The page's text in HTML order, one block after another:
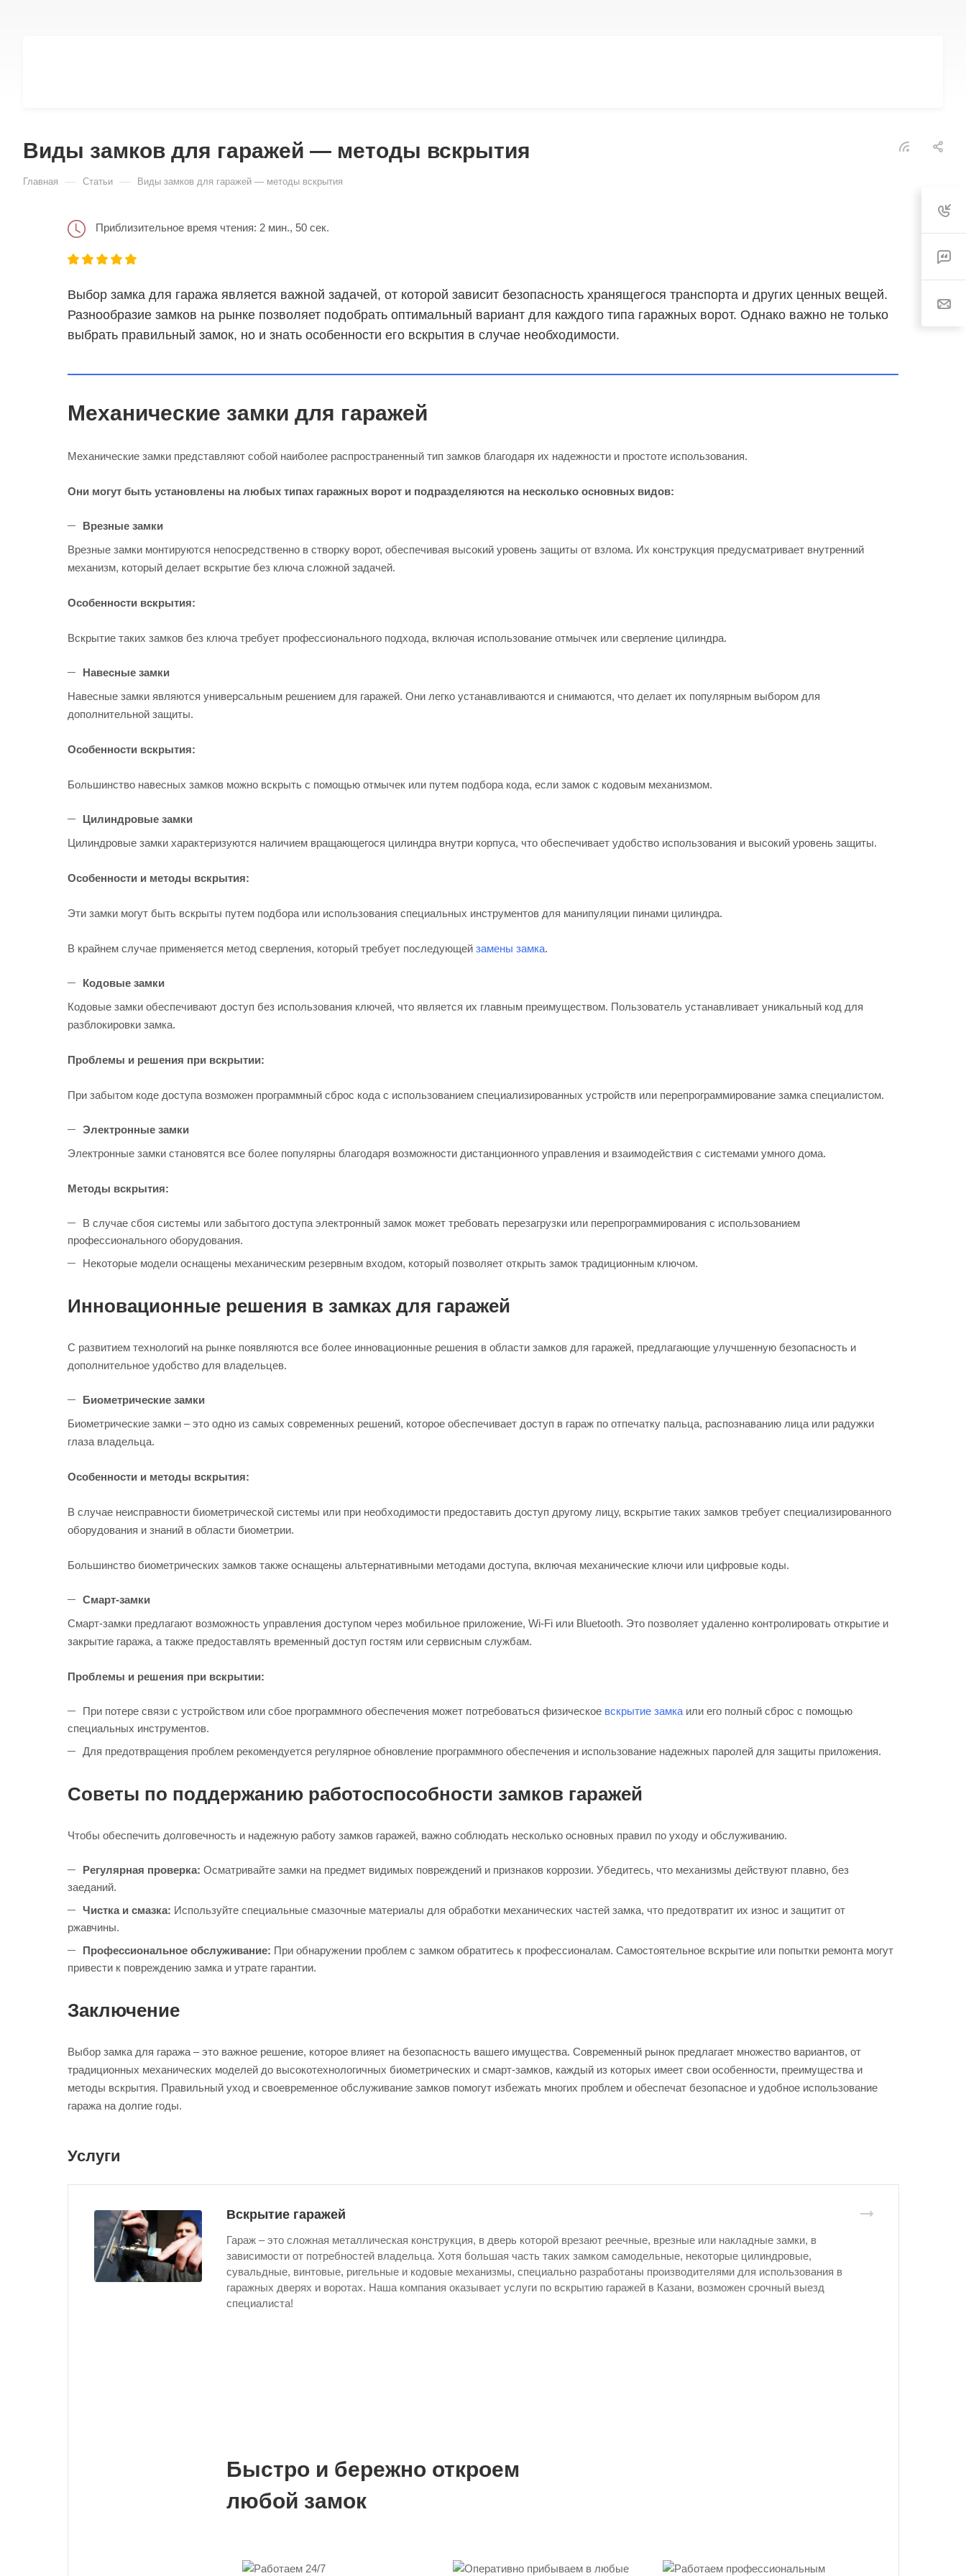
Виды замков для гаражей — методы вскрытия
Главная — Статьи — Виды замков для гаражей — методы вскрытия
Приблизительное время чтения: 2 мин., 50 сек.
Выбор замка для гаража является важной задачей, от которой зависит безопасность хранящегося транспорта и других ценных вещей.
Разнообразие замков на рынке позволяет подобрать оптимальный вариант для каждого типа гаражных ворот. Однако важно не только
выбрать правильный замок, но и знать особенности его вскрытия в случае необходимости.
Механические замки для гаражей
Механические замки представляют собой наиболее распространенный тип замков благодаря их надежности и простоте использования.
Они могут быть установлены на любых типах гаражных ворот и подразделяются на несколько основных видов:
Врезные замки
Врезные замки монтируются непосредственно в створку ворот, обеспечивая высокий уровень защиты от взлома. Их конструкция предусматривает внутренний
механизм, который делает вскрытие без ключа сложной задачей.
Особенности вскрытия:
Вскрытие таких замков без ключа требует профессионального подхода, включая использование отмычек или сверление цилиндра.
Навесные замки
Навесные замки являются универсальным решением для гаражей. Они легко устанавливаются и снимаются, что делает их популярным выбором для
дополнительной защиты.
Особенности вскрытия:
Большинство навесных замков можно вскрыть с помощью отмычек или путем подбора кода, если замок с кодовым механизмом.
Цилиндровые замки
Цилиндровые замки характеризуются наличием вращающегося цилиндра внутри корпуса, что обеспечивает удобство использования и высокий уровень защиты.
Особенности и методы вскрытия:
Эти замки могут быть вскрыты путем подбора или использования специальных инструментов для манипуляции пинами цилиндра.
В крайнем случае применяется метод сверления, который требует последующей замены замка.
Кодовые замки
Кодовые замки обеспечивают доступ без использования ключей, что является их главным преимуществом. Пользователь устанавливает уникальный код для
разблокировки замка.
Проблемы и решения при вскрытии:
При забытом коде доступа возможен программный сброс кода с использованием специализированных устройств или перепрограммирование замка специалистом.
Электронные замки
Электронные замки становятся все более популярны благодаря возможности дистанционного управления и взаимодействия с системами умного дома.
Методы вскрытия:
В случае сбоя системы или забытого доступа электронный замок может требовать перезагрузки или перепрограммирования с использованием
профессионального оборудования.
Некоторые модели оснащены механическим резервным входом, который позволяет открыть замок традиционным ключом.
Инновационные решения в замках для гаражей
С развитием технологий на рынке появляются все более инновационные решения в области замков для гаражей, предлагающие улучшенную безопасность и
дополнительное удобство для владельцев.
Биометрические замки
Биометрические замки – это одно из самых современных решений, которое обеспечивает доступ в гараж по отпечатку пальца, распознаванию лица или радужки
глаза владельца.
Особенности и методы вскрытия:
В случае неисправности биометрической системы или при необходимости предоставить доступ другому лицу, вскрытие таких замков требует специализированного
оборудования и знаний в области биометрии.
Большинство биометрических замков также оснащены альтернативными методами доступа, включая механические ключи или цифровые коды.
Смарт-замки
Смарт-замки предлагают возможность управления доступом через мобильное приложение, Wi-Fi или Bluetooth. Это позволяет удаленно контролировать открытие и
закрытие гаража, а также предоставлять временный доступ гостям или сервисным службам.
Проблемы и решения при вскрытии:
При потере связи с устройством или сбое программного обеспечения может потребоваться физическое вскрытие замка или его полный сброс с помощью
специальных инструментов.
Для предотвращения проблем рекомендуется регулярное обновление программного обеспечения и использование надежных паролей для защиты приложения.
Советы по поддержанию работоспособности замков гаражей
Чтобы обеспечить долговечность и надежную работу замков гаражей, важно соблюдать несколько основных правил по уходу и обслуживанию.
Регулярная проверка: Осматривайте замки на предмет видимых повреждений и признаков коррозии. Убедитесь, что механизмы действуют плавно, без
заеданий.
Чистка и смазка: Используйте специальные смазочные материалы для обработки механических частей замка, что предотвратит их износ и защитит от
ржавчины.
Профессиональное обслуживание: При обнаружении проблем с замком обратитесь к профессионалам. Самостоятельное вскрытие или попытки ремонта могут
привести к повреждению замка и утрате гарантии.
Заключение
Выбор замка для гаража – это важное решение, которое влияет на безопасность вашего имущества. Современный рынок предлагает множество вариантов, от
традиционных механических моделей до высокотехнологичных биометрических и смарт-замков, каждый из которых имеет свои особенности, преимущества и
методы вскрытия. Правильный уход и своевременное обслуживание замков помогут избежать многих проблем и обеспечат безопасное и удобное использование
гаража на долгие годы.
Услуги
Вскрытие гаражей
Гараж – это сложная металлическая конструкция, в дверь которой врезают реечные, врезные или накладные замки, в
зависимости от потребностей владельца. Хотя большая часть таких замком самодельные, некоторые цилиндровые,
сувальдные, винтовые, ригельные и кодовые механизмы, специально разработаны производителями для использования в
гаражных дверях и воротах. Наша компания оказывает услуги по вскрытию гаражей в Казани, возможен срочный выезд
специалиста!
Быстро и бережно откроем
любой замок